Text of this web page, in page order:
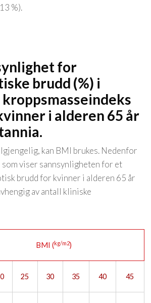
%).
for
brudd (%) i
i alderen 65 år
kan BMI brukes. Nedenfor
viser sannsynligheten for et
brudd for kvinner i alderen 65 år
av antall kliniske
BMI (kg/m2)
25 30 35 40 45